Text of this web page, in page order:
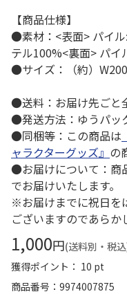
【商品仕様】
●素材：<表面> パイ
テル100%<裏面> パイ
●サイズ：（約）
●送料：お届け先ごと
●発送方法：ゆうパッ
●同梱等：この商品は
ャラクターグッズ』 の
●お届けについて：商
でお届けいたします。
※お届けまでに祝日を
ございますのであらか
1,000円(送料別・税
獲得ポイント： 10 pt
商品番号
9974007875